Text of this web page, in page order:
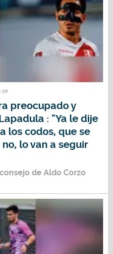
preocupado y
: "Ya le dije
los codos, que se
lo van a seguir
de Aldo Corzo